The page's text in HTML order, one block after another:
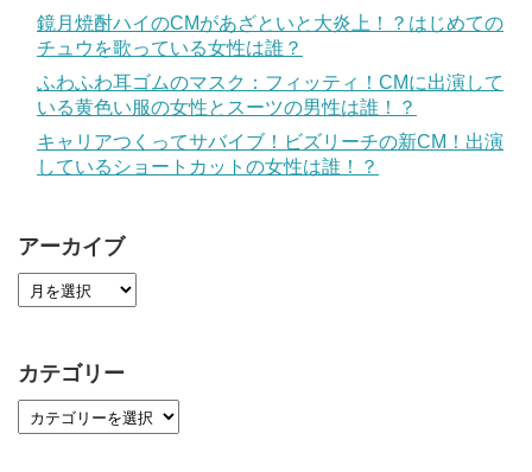
鏡月焼酎ハイのCMがあざといと大炎上！？はじめての
チュウを歌っている女性は誰？
ふわふわ耳ゴムのマスク：フィッティ！CMに出演して
いる黄色い服の女性とスーツの男性は誰！？
キャリアつくってサバイブ！ビズリーチの新CM！出演
しているショートカットの女性は誰！？
アーカイブ
カテゴリー